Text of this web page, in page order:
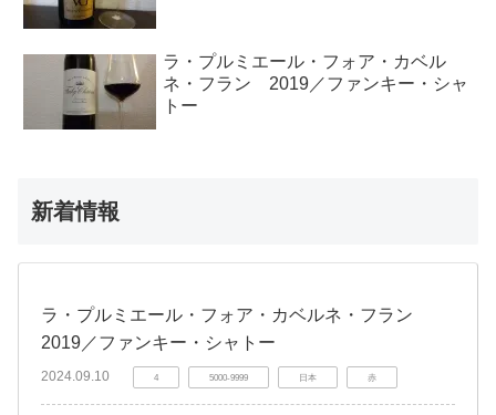
ラ・プルミエール・フォア・カベル
ネ・フラン 2019／ファンキー・シャ
トー
新着情報
ラ・プルミエール・フォア・カベルネ・フラン
2019／ファンキー・シャトー
2024.09.10 4 5000-9999 日本 赤